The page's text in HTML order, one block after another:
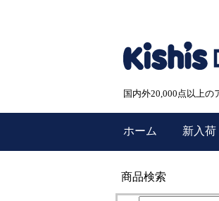
国内外20,000点以上
ホーム 新入荷
商品検索